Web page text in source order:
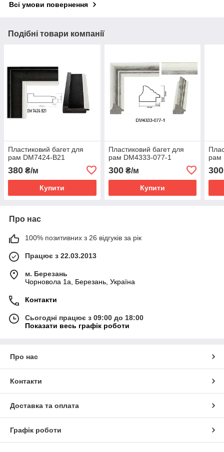
Всі умови повернення
Подібні товари компанії
Пластиковий багет для
рам DM7424-B21
380 ₴/м
Купити
Пластиковий багет для
рам DM4333-077-1
300₴/м
Купити
рам
300
Про нас
100% позитивних з 26 відгуків за рік
Працює з 22.03.2013
м. Березань
Чорновола 1а, Березань, Україна
Контакти
Сьогодні працює з 09:00 до 18:00
Показати весь графік роботи
Про нас
Контакти
Доставка та оплата
Графік роботи